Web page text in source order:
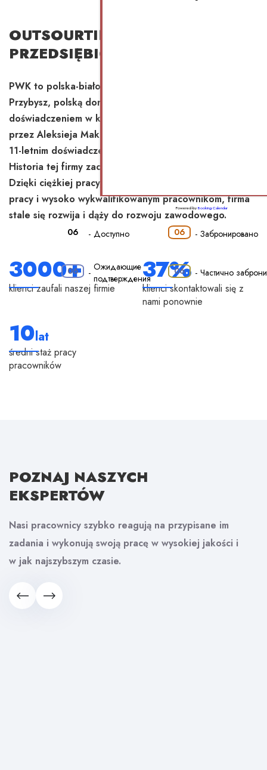
OUTSOURTING KSIĘGOWY DLA
PRZEDSIĘBIORCÓW
PWK to polska-białoruska firma kierowana przez Annę
Przybysz, polską doradczynię podatkową z 23-letnim
doświadczeniem w księgowości i outsourcingu, oraz
przez Aleksieja Makarowa, menedżera kryzysowego z
11-letnim doświadczeniem w tej dziedzinie.
Historia tej firmy zaczyna się odliczać od 2018 roku.
Dzięki ciężkiej pracy, odpowiedzialnemu podejściu do
pracy i wysoko wykwalifikowanym pracownikom, firma
stale się rozwija i dąży do rozwoju zawodowego.
3000+
klienci zaufali naszej firmie
37%
klienci skontaktowali się z
nami ponownie
10lat
średni staż pracy
pracowników
POZNAJ NASZYCH
EKSPERTÓW
Nasi pracownicy szybko reagują na przypisane im
zadania i wykonują swoją pracę w wysokiej jakości i
w jak najszybszym czasie.
Powered byBooking Calendar
06 - Доступно 06 - Забронировано
06 - Ожидающие
подтверждения
·
06 - Частично